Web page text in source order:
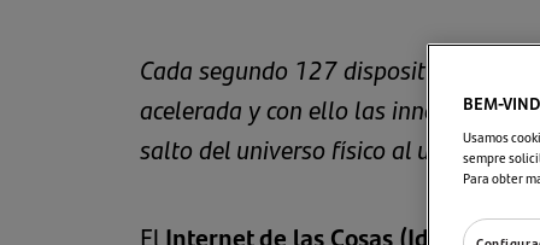
Cada segundo 127 dispositvos se
acelerada y con ello las innovaciones
salto del universo físico al universo
ElInternet de las Cosas (IdC)
se
BEM-
Usamos
sempre
Para obter